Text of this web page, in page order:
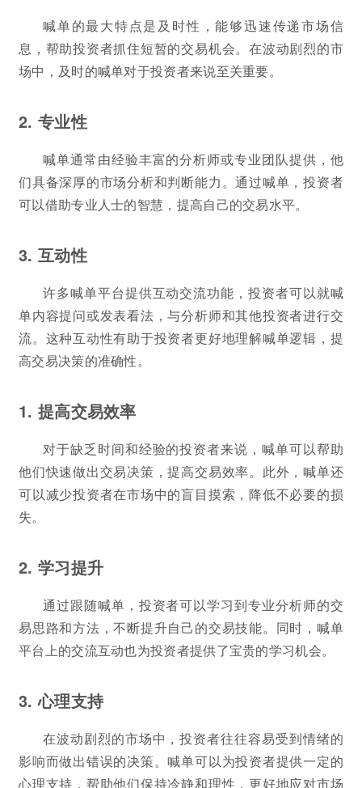
喊单的最大特点是及时性，能够迅速传递市场信
息，帮助投资者抓住短暂的交易机会。在波动剧烈的市
场中，及时的喊单对于投资者来说至关重要。
2. 专业性
喊单通常由经验丰富的分析师或专业团队提供，他
们具备深厚的市场分析和判断能力。通过喊单，投资者
可以借助专业人士的智慧，提高自己的交易水平。
3. 互动性
许多喊单平台提供互动交流功能，投资者可以就喊
单内容提问或发表看法，与分析师和其他投资者进行交
流。这种互动性有助于投资者更好地理解喊单逻辑，提
高交易决策的准确性。
1. 提高交易效率
对于缺乏时间和经验的投资者来说，喊单可以帮助
他们快速做出交易决策，提高交易效率。此外，喊单还
可以减少投资者在市场中的盲目摸索，降低不必要的损
失。
2. 学习提升
通过跟随喊单，投资者可以学习到专业分析师的交
易思路和方法，不断提升自己的交易技能。同时，喊单
平台上的交流互动也为投资者提供了宝贵的学习机会。
3. 心理支持
在波动剧烈的市场中，投资者往往容易受到情绪的
影响而做出错误的决策。喊单可以为投资者提供一定的
心理支持，帮助他们保持冷静和理性，更好地应对市场